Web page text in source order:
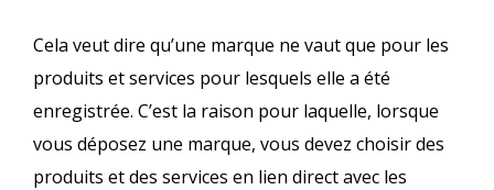
Cela veut dire qu’une marque ne vaut que pour les
produits et services pour lesquels elle a été
enregistrée. C’est la raison pour laquelle, lorsque
vous déposez une marque, vous devez choisir des
produits et des services en lien direct avec les